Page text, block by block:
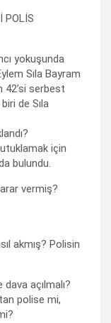
POLİS
yokuşunda
Sıla Bayram
42’si serbest
de Sıla
için
bulundu.
vermiş?
akmış? Polisin
açılmalı?
polise mi,